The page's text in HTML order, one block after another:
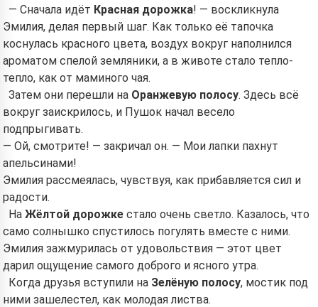
— Сначала идёт Красная дорожка! — воскликнула
Эмилия, делая первый шаг. Как только её тапочка
коснулась красного цвета, воздух вокруг наполнился
ароматом спелой земляники, а в животе стало тепло-
тепло, как от маминого чая.
Затем они перешли на Оранжевую полосу. Здесь всё
вокруг заискрилось, и Пушок начал весело
подпрыгивать.
— Ой, смотрите! — закричал он. — Мои лапки пахнут
апельсинами!
Эмилия рассмеялась, чувствуя, как прибавляется сил и
радости.
На Жёлтой дорожке стало очень светло. Казалось, что
само солнышко спустилось погулять вместе с ними.
Эмилия зажмурилась от удовольствия — этот цвет
дарил ощущение самого доброго и ясного утра.
Когда друзья вступили на Зелёную полосу, мостик под
ними зашелестел, как молодая листва.